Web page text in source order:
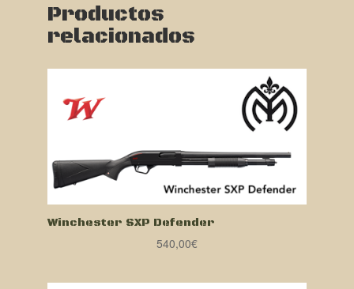
Productos
relacionados
Winchester SXP Defender
540,00€